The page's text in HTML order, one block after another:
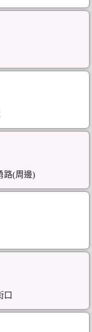
路(周邊)
口